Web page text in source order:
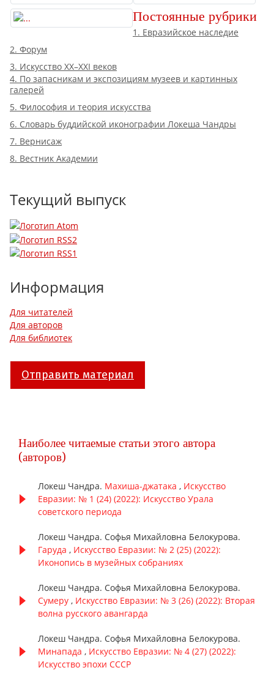
Постоянные рубрики
1. Евразийское наследие
2. Форум
3. Искусство XX–XXI веков
4. По запасникам и экспозициям музеев и картинных
галерей
5. Философия и теория искусства
6. Словарь буддийской иконографии Локеша Чандры
7. Вернисаж
8. Вестник Академии
Текущий выпуск
Информация
Для читателей
Для авторов
Для библиотек
Отправить материал
Наиболее читаемые статьи этого автора
(авторов)
Локеш Чандра. Махиша-джатака , Искусство
Евразии: № 1 (24) (2022): Искусство Урала
советского периода
Локеш Чандра. Софья Михайловна Белокурова.
Гаруда , Искусство Евразии: № 2 (25) (2022):
Иконопись в музейных собраниях
Локеш Чандра. Софья Михайловна Белокурова.
Сумеру , Искусство Евразии: № 3 (26) (2022): Вторая
волна русского авангарда
Локеш Чандра. Софья Михайловна Белокурова.
Минапада , Искусство Евразии: № 4 (27) (2022):
Искусство эпохи СССР